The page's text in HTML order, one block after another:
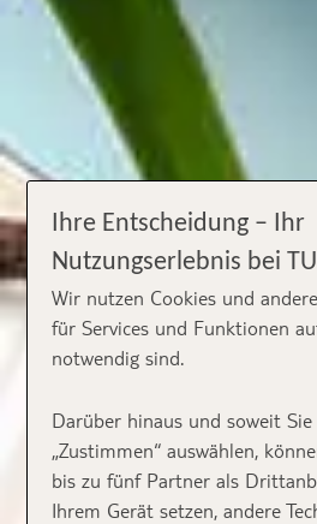
Ihre Entscheidung – Ihr
Nutzungserlebnis bei
Wir nutzen Cookies und
für Services und Funktionen
notwendig sind.
Darüber hinaus und soweit
„Zustimmen“ auswählen,
bis zu fünf Partner als
Ihrem Gerät setzen, andere